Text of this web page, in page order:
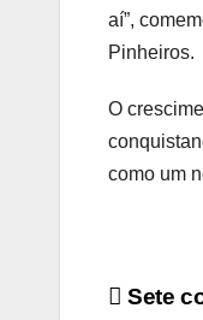
aí”,
Pinheiros.
O
como um
Sete